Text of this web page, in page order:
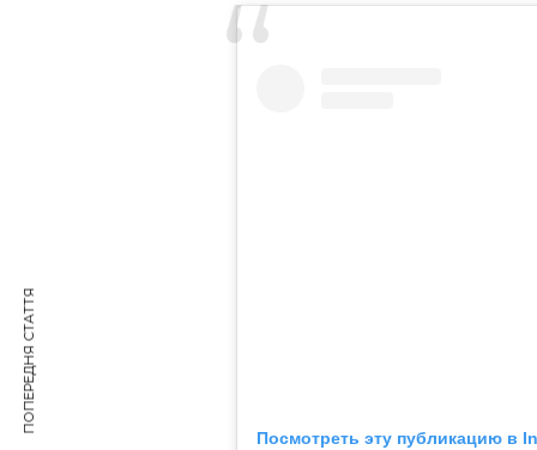
Посмотреть эту публикацию в
ПОПЕРЕДНЯ СТАТТЯ